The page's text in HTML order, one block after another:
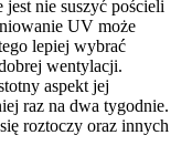
nie suszyć pościeli
UV może
lepiej wybrać
wentylacji.
aspekt jej
raz na dwa tygodnie.
roztoczy oraz innych